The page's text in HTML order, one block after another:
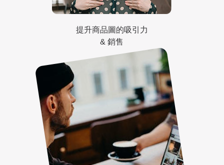
提升商品圖的吸引力
& 銷售